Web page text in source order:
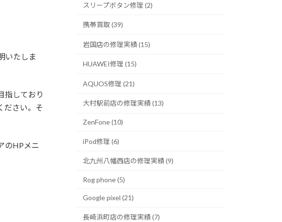
いたしま
指しており
ださい。そ
のHPメニ
スリープボタン修理 (2)
携帯買取 (39)
岩国店の修理実績 (15)
HUAWEI修理 (15)
AQUOS修理 (21)
大村駅前店の修理実績 (13)
ZenFone (10)
iPod修理 (6)
北九州八幡西店の修理実績 (9)
Rog phone (5)
Google pixel (21)
長崎浜町店の修理実績 (7)